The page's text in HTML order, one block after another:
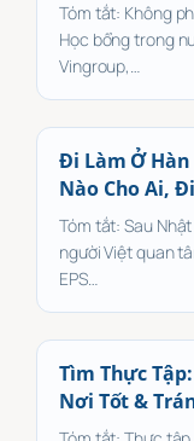
Tóm tắt: Không
Học bổng trong
Vingroup,…
Đi Làm Ở
Nào Cho Ai,
Tóm tắt: Sau
người Việt quan
EPS…
Tìm Thực
Nơi Tốt &